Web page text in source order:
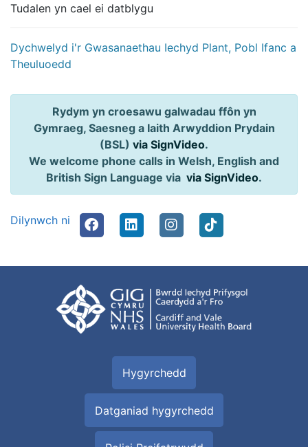
Tudalen yn cael ei datblygu
Dychwelyd i'r Gwasanaethau Iechyd Plant, Pobl Ifanc a
Theuluoedd
Rydym yn croesawu galwadau ffôn yn
Gymraeg, Saesneg a Iaith Arwyddion Prydain
(BSL) via SignVideo.
We welcome phone calls in Welsh, English and
British Sign Language via via SignVideo.
Dilynwch ni
Hygyrchedd
Datganiad hygyrchedd